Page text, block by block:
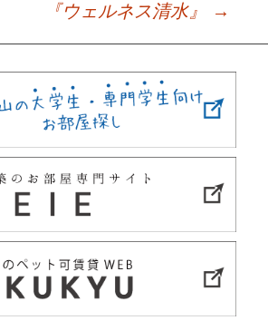
『ウェルネス清水』
→